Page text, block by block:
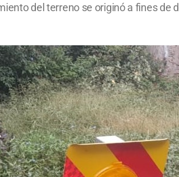
del terreno se originó a fines de